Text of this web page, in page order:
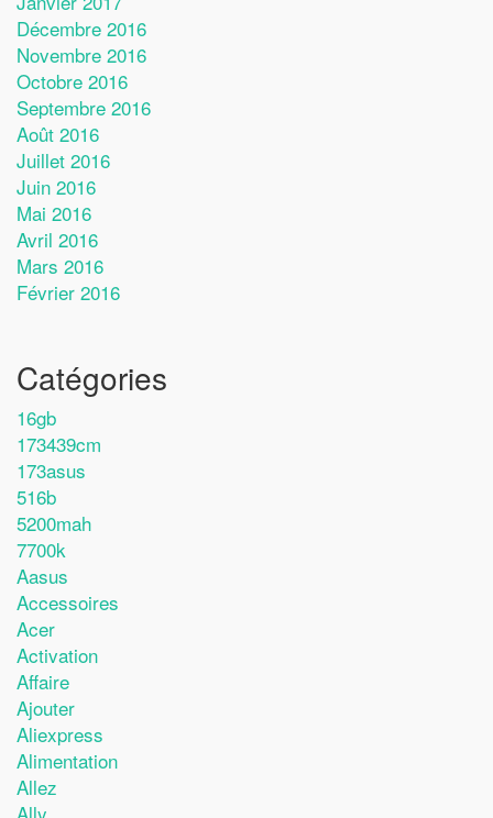
Décembre 2016
Novembre 2016
Octobre 2016
Septembre 2016
Août 2016
Juillet 2016
Juin 2016
Mai 2016
Avril 2016
Mars 2016
Février 2016
Catégories
16gb
173439cm
173asus
516b
5200mah
7700k
Aasus
Accessoires
Acer
Activation
Affaire
Ajouter
Aliexpress
Alimentation
Allez